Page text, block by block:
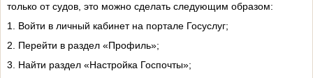
только от судов, это можно сделать следующим образом:
1. Войти в личный кабинет на портале Госуслуг;
2. Перейти в раздел «Профиль»;
3. Найти раздел «Настройка Госпочты»;